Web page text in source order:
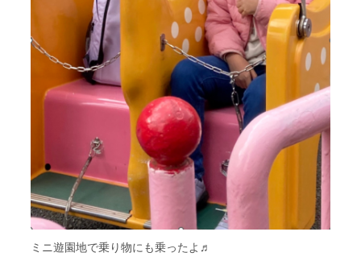
ミニ遊園地で乗り物にも乗ったよ♬